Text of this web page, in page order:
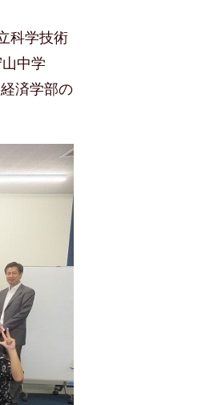
科学技術
中学
済学部の